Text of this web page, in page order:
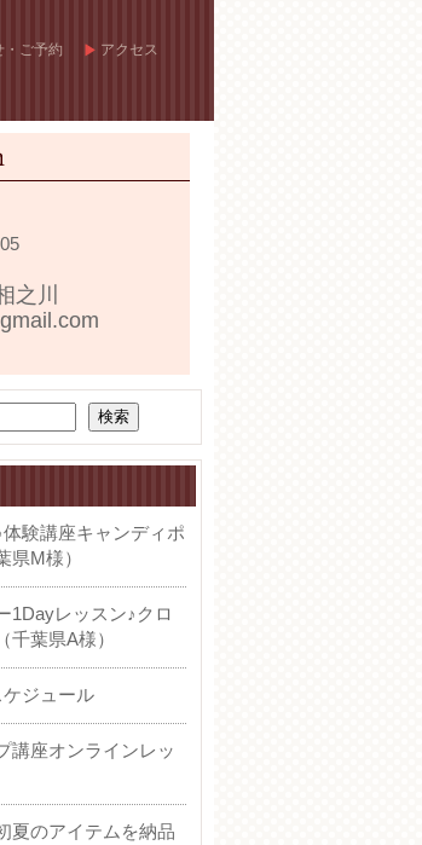
之川
・ご予約 アクセス
検索
験講座キャンディポ
県M様）
1Dayレッスン♪クロ
千葉県A様）
ジュール
講座オンラインレッ
夏のアイテムを納品